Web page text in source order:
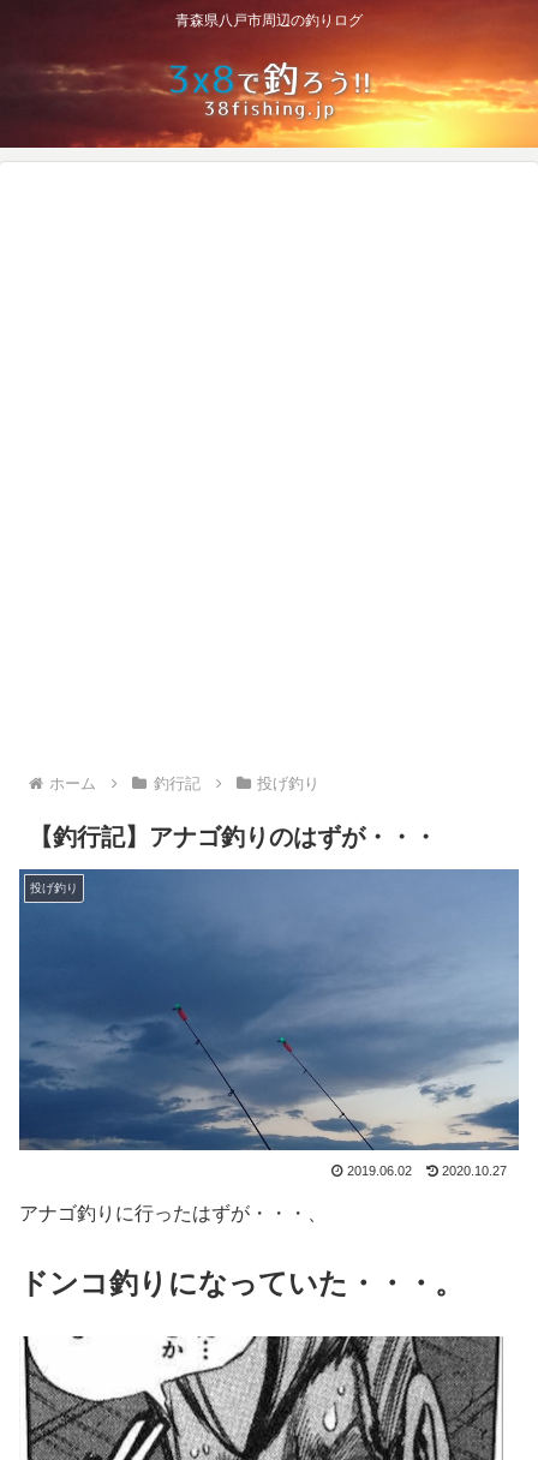
青森県八戸市周辺の釣りログ
ホーム 釣行記 投げ釣り
【釣行記】アナゴ釣りのはずが・・・
投げ釣り
2019.06.02 2020.10.27
アナゴ釣りに行ったはずが・・・、
ドンコ釣りになっていた・・・。